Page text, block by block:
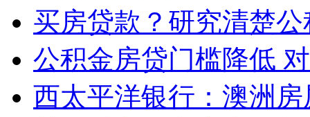
买房贷款？研究清楚
公积金房贷门槛降低
西太平洋银行：澳洲